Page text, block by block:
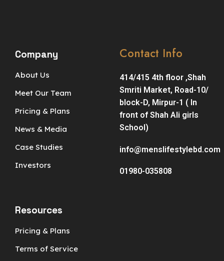
Company
About Us
Meet Our Team
Pricing & Plans
News & Media
Case Studies
Investors
Contact Info
414/415 4th floor ,Shah
Smriti Market, Road-10/
block-D, Mirpur-1 ( In
front of Shah Ali girls
School)
info@menslifestylebd.com
01980-035808
Resources
Pricing & Plans
Terms of Service